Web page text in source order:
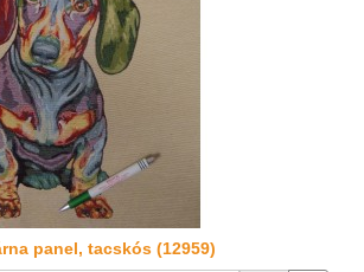
panel, tacskós (12959)